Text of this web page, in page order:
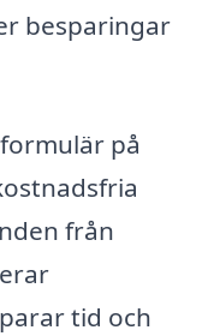
besparingar
på
från
tid och